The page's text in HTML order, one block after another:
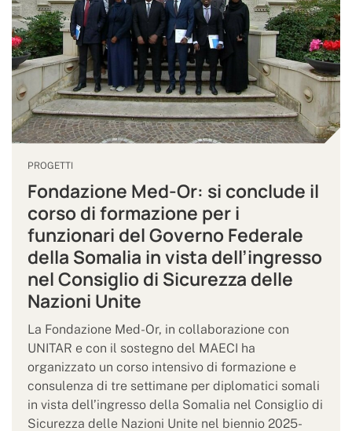
PROGETTI
Fondazione Med-Or: si conclude il
corso di formazione per i
funzionari del Governo Federale
della Somalia in vista dell’ingresso
nel Consiglio di Sicurezza delle
Nazioni Unite
La Fondazione Med-Or, in collaborazione con
UNITAR e con il sostegno del MAECI ha
organizzato un corso intensivo di formazione e
consulenza di tre settimane per diplomatici somali
in vista dell’ingresso della Somalia nel Consiglio di
Sicurezza delle Nazioni Unite nel biennio 2025-